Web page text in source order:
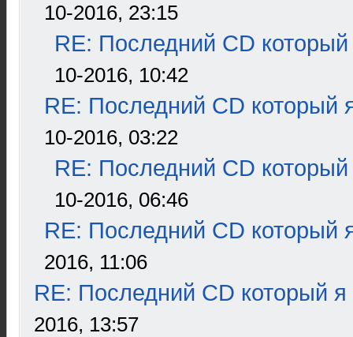
10-2016, 23:15
RE: Последний CD который
10-2016, 10:42
RE: Последний CD который
10-2016, 03:22
RE: Последний CD который
10-2016, 06:46
RE: Последний CD который
2016, 11:06
RE: Последний CD который я
2016, 13:57